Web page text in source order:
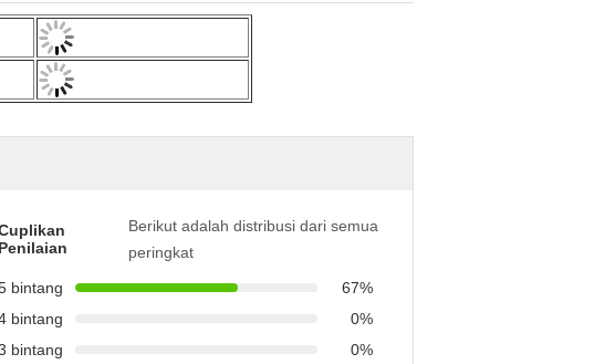
Penilaian
Berikut adalah distribusi dari semua
peringkat
bintang
67%
bintang
0%
bintang
0%